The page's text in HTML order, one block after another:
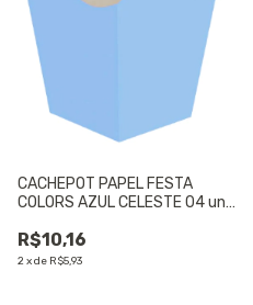
CACHEPOT PAPEL FESTA
COLORS AZUL CELESTE 04 un.
R$10,16
2xde R$5,93